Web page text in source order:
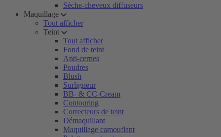
Sèche-cheveux diffuseurs
Maquillage
Tout afficher
Teint
Tout afficher
Fond de teint
Anti-cernes
Poudres
Blush
Surligneur
BB- & CC-Cream
Contouring
Correcteurs de teint
Démaquillant
Maquillage camouflant